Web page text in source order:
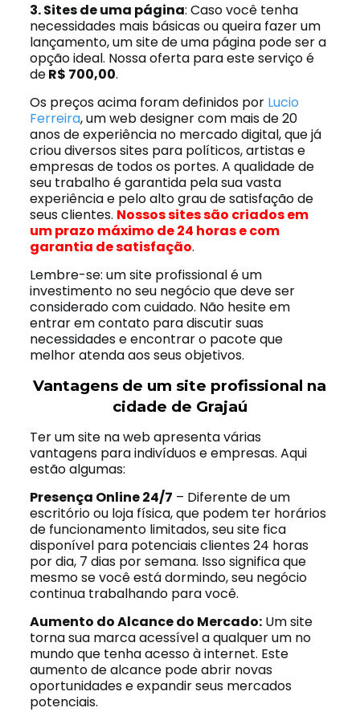
3. Sites de uma página: Caso você tenha
necessidades mais básicas ou queira fazer um
lançamento, um site de uma página pode ser a
opção ideal. Nossa oferta para este serviço é
deR$ 700,00.
Os preços acima foram definidos por Lucio
Ferreira, um web designer com mais de 20
anos de experiência no mercado digital, que já
criou diversos sites para políticos, artistas e
empresas de todos os portes. A qualidade de
seu trabalho é garantida pela sua vasta
experiência e pelo alto grau de satisfação de
seus clientes. Nossos sites são criados em
um prazo máximo de 24 horas e com
garantia de satisfação.
Lembre-se: um site profissional é um
investimento no seu negócio que deve ser
considerado com cuidado. Não hesite em
entrar em contato para discutir suas
necessidades e encontrar o pacote que
melhor atenda aos seus objetivos.
Vantagens de um site profissional na
cidade de Grajaú
Ter um site na web apresenta várias
vantagens para indivíduos e empresas. Aqui
estão algumas:
Presença Online 24/7 – Diferente de um
escritório ou loja física, que podem ter horários
de funcionamento limitados, seu site fica
disponível para potenciais clientes 24 horas
por dia, 7 dias por semana. Isso significa que
mesmo se você está dormindo, seu negócio
continua trabalhando para você.
Aumento do Alcance do Mercado:Um site
torna sua marca acessível a qualquer um no
mundo que tenha acesso à internet. Este
aumento de alcance pode abrir novas
oportunidades e expandir seus mercados
potenciais.